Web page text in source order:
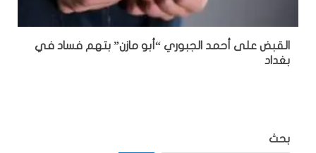
القبض على أحمد الجبوري “أبو مازن” بتهم فساد في
بغداد
بحث